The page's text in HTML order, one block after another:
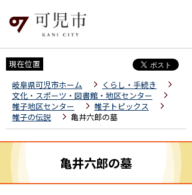
現在位置
岐阜県可児市ホーム
くらし・手続き
文化・スポーツ・図書館・地区センター
帷子地区センター
帷子トピックス
帷子の伝説
亀井六郎の墓
亀井六郎の墓